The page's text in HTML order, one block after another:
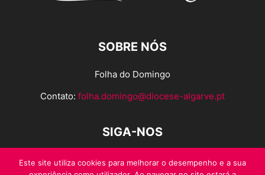
SOBRE NÓS
Folha do Domingo
Contato: folha.domingo@diocese-algarve.pt
SIGA-NOS
Este site utiliza cookies para melhorar o desempenho e a sua